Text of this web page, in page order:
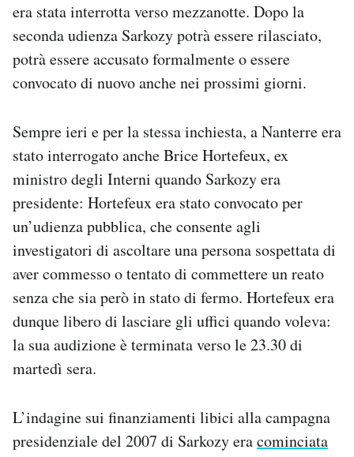
era stata interrotta verso mezzanotte. Dopo la
seconda udienza Sarkozy potrà essere rilasciato,
potrà essere accusato formalmente o essere
convocato di nuovo anche nei prossimi giorni.
Sempre ieri e per la stessa inchiesta, a Nanterre era
stato interrogato anche Brice Hortefeux, ex
ministro degli Interni quando Sarkozy era
presidente: Hortefeux era stato convocato per
un’udienza pubblica, che consente agli
investigatori di ascoltare una persona sospettata di
aver commesso o tentato di commettere un reato
senza che sia però in stato di fermo. Hortefeux era
dunque libero di lasciare gli uffici quando voleva:
la sua audizione è terminata verso le 23.30 di
martedì sera.
L’indagine sui finanziamenti libici alla campagna
presidenziale del 2007 di Sarkozy eracominciata